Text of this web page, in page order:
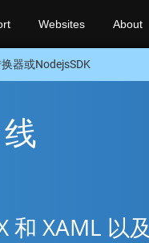
Websites About
器或NodejsSDK
和 XAML 以及